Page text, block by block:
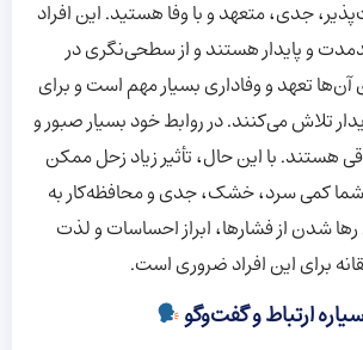
جدی، متعهد و با وفا هستید. این افراد
و پایدار هستند و از سطحی‌نگری در
تعهد و وفاداری بسیار مهم است و برای
تلاش می‌کنند. در روابط خود بسیار صبور و
هستند. با این حال، تأثیر زیاد زحل ممکن
کمی سرد، خشک، جدی و محافظه‌کار به
شدن از فشارها، ابراز احساسات و لذت
برای این افراد ضروری است.
ارتباط و گفت‌وگو